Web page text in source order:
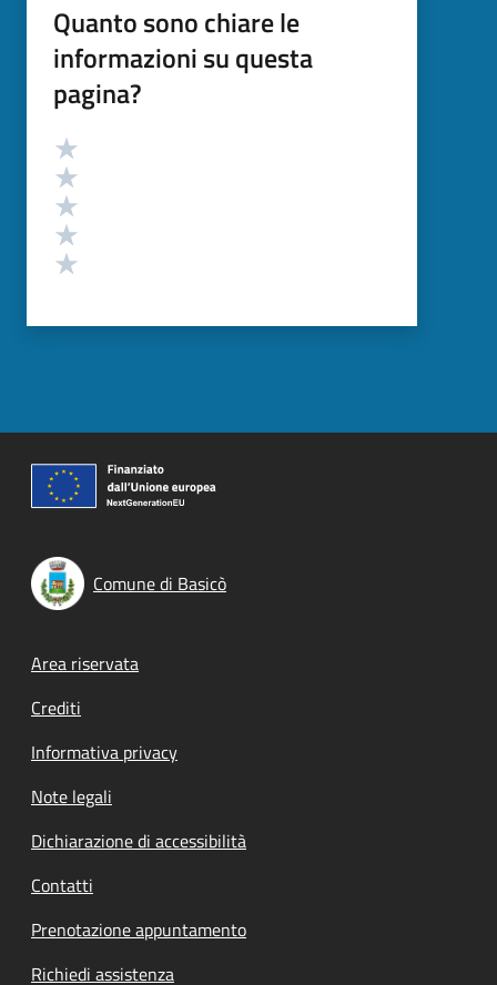
Quanto sono chiare le
informazioni su questa
pagina?
Valutazione
Comune di Basicò
Footer menu
Area riservata
Crediti
Informativa privacy
Note legali
Dichiarazione di accessibilità
Contatti
Prenotazione appuntamento
Richiedi assistenza